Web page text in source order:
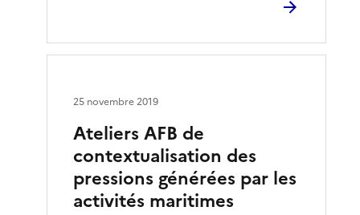
Ateliers AFB de
contextualisation des
pressions générées par les
activités maritimes
25 novembre 2019